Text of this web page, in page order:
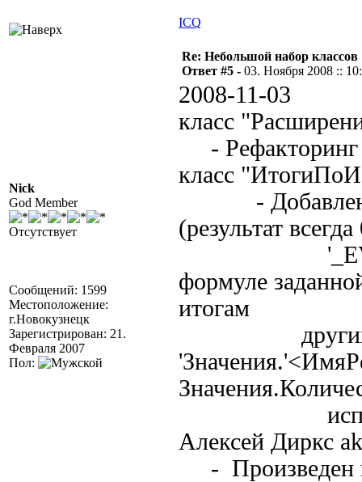
ICQ
Nick
God Member
Отсутствует
Сообщений: 1599
Местоположение:
г.Новокузнецк
Зарегистрирован: 21.
Февраля 2007
Пол:
Re: Небольшой набор классов
Ответ #5 - 03. Ноября 2008 ::
2008-11-03
класс
-
класс
- Добавлены
(результат
'_EVAL' -
формуле
итогам
других
Алексей Диркс
- Произведен